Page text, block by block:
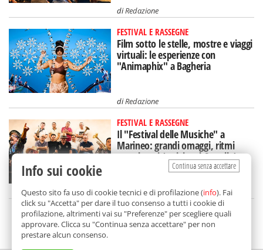
diRedazione
FESTIVAL E RASSEGNE
Film sotto le stelle, mostre e viaggi
virtuali: le esperienze con
"Animaphix" a Bagheria
diRedazione
FESTIVAL E RASSEGNE
Il "Festival delle Musiche" a
Marineo: grandi omaggi, ritmi
travolgenti (e visite al Castello)
diRedazione
SCELTO DA BALARM
Continua senza accettare
Info sui cookie
Questo sito fa uso di cookie tecnici e di profilazione (info). Fai
click su "Accetta" per dare il tuo consenso a tutti i cookie di
profilazione, altrimenti vai su "Preferenze" per scegliere quali
approvare. Clicca su "Continua senza accettare" per non
prestare alcun consenso.